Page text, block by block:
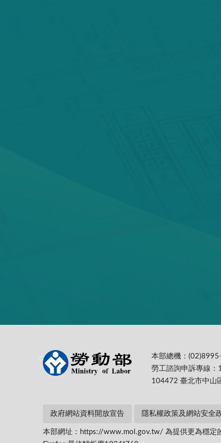
:::
本部總機：
勞工諮詢申訴專線：
104472 臺北市中山
政府網站資料開放宣告 隱私權政策及網站安全
本部網址：https://www.mol.gov.tw/ 為提供更為穩定